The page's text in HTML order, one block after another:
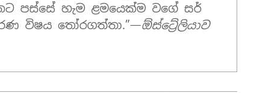
පස්සේ හැම ළමයෙක්ම වගේ සර්
විෂය තෝරගත්තා.”—ඕස්ට්‍රේලියාව